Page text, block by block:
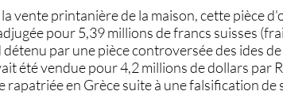
la vente printanière de la maison, cette pièce
pour 5,39 millions de francs suisses
par une pièce controversée des ides
été vendue pour 4,2 millions de dollars par
rapatriée en Grèce suite à une falsification de